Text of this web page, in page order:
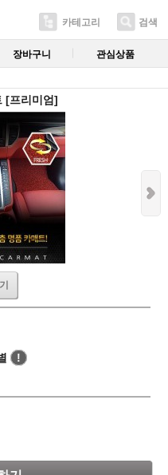
카테고리 검색
장바구니 관심상품
[프리미엄]
!